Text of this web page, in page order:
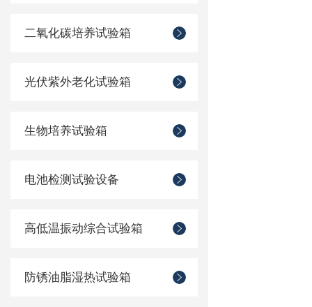
二氧化碳培养试验箱
光伏紫外老化试验箱
生物培养试验箱
电池检测试验设备
高低温振动综合试验箱
防锈油脂湿热试验箱